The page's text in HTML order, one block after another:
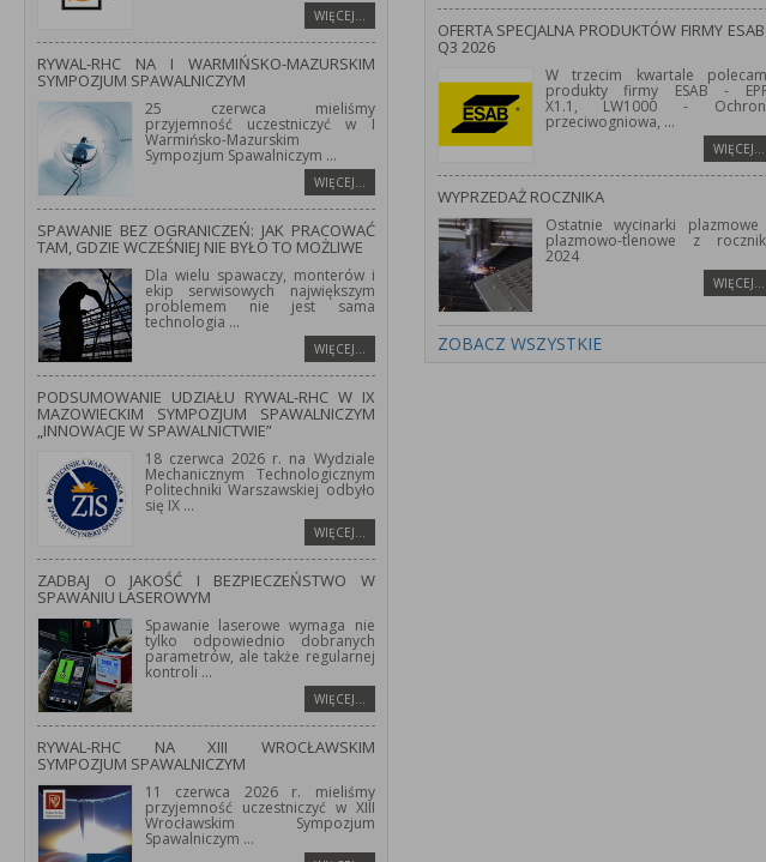
WIĘCEJ…
RYWAL-RHC NA I WARMIŃSKO-MAZURSKIM
SYMPOZJUM SPAWALNICZYM
25 czerwca mieliśmy
przyjemność uczestniczyć w I
Warmińsko-Mazurskim
Sympozjum Spawalniczym ...
WIĘCEJ…
SPAWANIE BEZ OGRANICZEŃ: JAK PRACOWAĆ
TAM, GDZIE WCZEŚNIEJ NIE BYŁO TO MOŻLIWE
Dla wielu spawaczy, monterów i
ekip serwisowych największym
problemem nie jest sama
technologia ...
WIĘCEJ…
PODSUMOWANIE UDZIAŁU RYWAL-RHC W IX
MAZOWIECKIM SYMPOZJUM SPAWALNICZYM
„INNOWACJE W SPAWALNICTWIE”
18 czerwca 2026 r. na Wydziale
Mechanicznym Technologicznym
Politechniki Warszawskiej odbyło
się IX ...
WIĘCEJ…
ZADBAJ O JAKOŚĆ I BEZPIECZEŃSTWO W
SPAWANIU LASEROWYM
Spawanie laserowe wymaga nie
tylko odpowiednio dobranych
parametrów, ale także regularnej
kontroli ...
WIĘCEJ…
RYWAL-RHC NA XIII WROCŁAWSKIM
SYMPOZJUM SPAWALNICZYM
11 czerwca 2026 r. mieliśmy
przyjemność uczestniczyć w XIII
Wrocławskim Sympozjum
Spawalniczym ...
OFERTA SPECJALNA PRODUKTÓW FIRMY
Q3 2026
W trzecim kwartale
produkty firmy ESAB -
X1.1, LW1000 -
przeciwogniowa, ...
WIĘCEJ…
WYPRZEDAŻ ROCZNIKA
Ostatnie wycinarki
plazmowo-tlenowe z
2024
WIĘCEJ…
ZOBACZ WSZYSTKIE